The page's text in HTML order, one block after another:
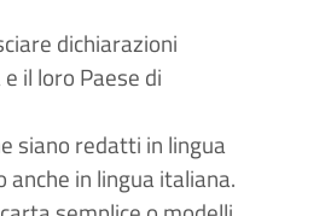
dichiarazioni
il loro Paese di
siano redatti in lingua
in lingua italiana.